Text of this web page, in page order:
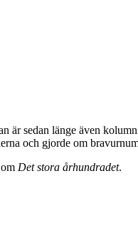
är sedan länge även
och gjorde om
Det stora århundradet.